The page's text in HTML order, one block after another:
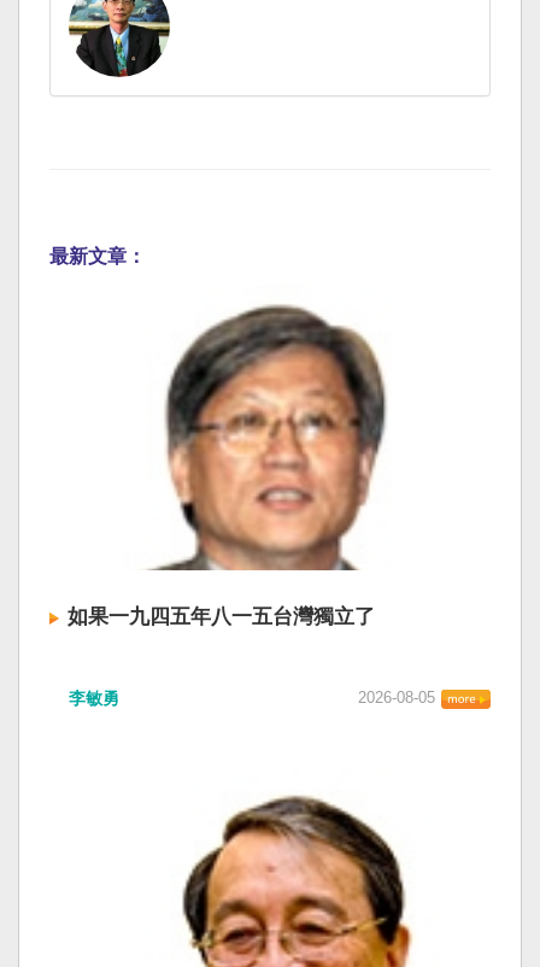
最新文章：
如果一九四五年八一五台灣獨立了
李敏勇 2026-08-05